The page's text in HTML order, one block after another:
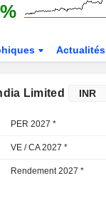
Actualités
Limited
PER 2027 *
VE / CA 2027 *
Rendement 2027 *